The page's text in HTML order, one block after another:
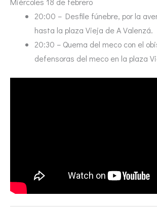
20:00 – Desfile fúnebre, por la
hasta la plaza Vieja de A Valenzá.
20:30 – Quema del meco con el
defensoras del meco en la plaza